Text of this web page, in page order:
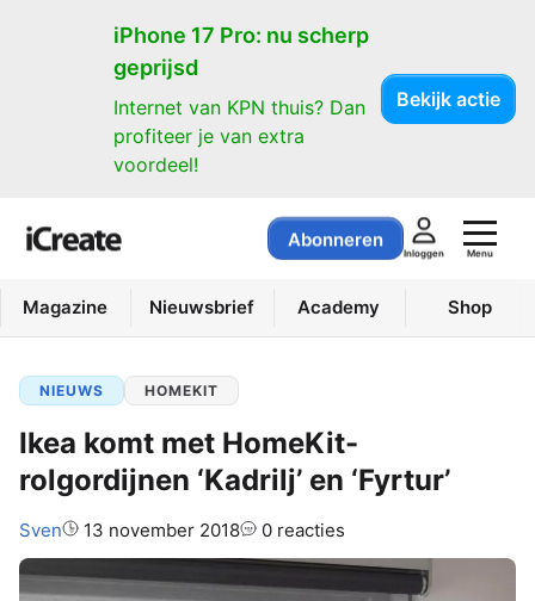
iPhone 17 Pro: nu scherp
geprijsd
Internet van KPN thuis? Dan
profiteer je van extra
voordeel!
Bekijk actie
Abonneren
Inloggen Menu
Magazine Nieuwsbrief Academy Shop
NIEUWS HOMEKIT
Ikea komt met HomeKit-
rolgordijnen ‘Kadrilj’ en ‘Fyrtur’
Auteur:
Sven 13 november 2018 0 reacties